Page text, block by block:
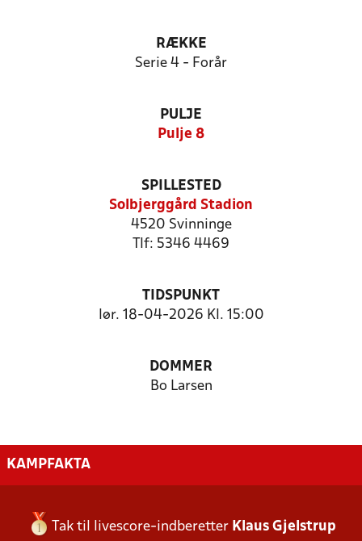
RÆKKE
Serie 4 - Forår
PULJE
Pulje 8
SPILLESTED
Solbjerggård Stadion
4520 Svinninge
Tlf: 5346 4469
TIDSPUNKT
lør. 18-04-2026 Kl. 15:00
DOMMER
Bo Larsen
KAMPFAKTA
Tak til livescore-indberetter Klaus Gjelstrup